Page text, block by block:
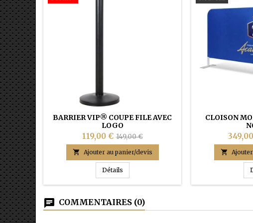
BARRIER VIP® COUPE FILE AVEC
LOGO
119,00 € 149,00 €
 Ajouter au panier/devis
DétailsBARRIER VIP® COUPE FILE AVEC LOGO
CLOISON

COMMENTAIRES (0)